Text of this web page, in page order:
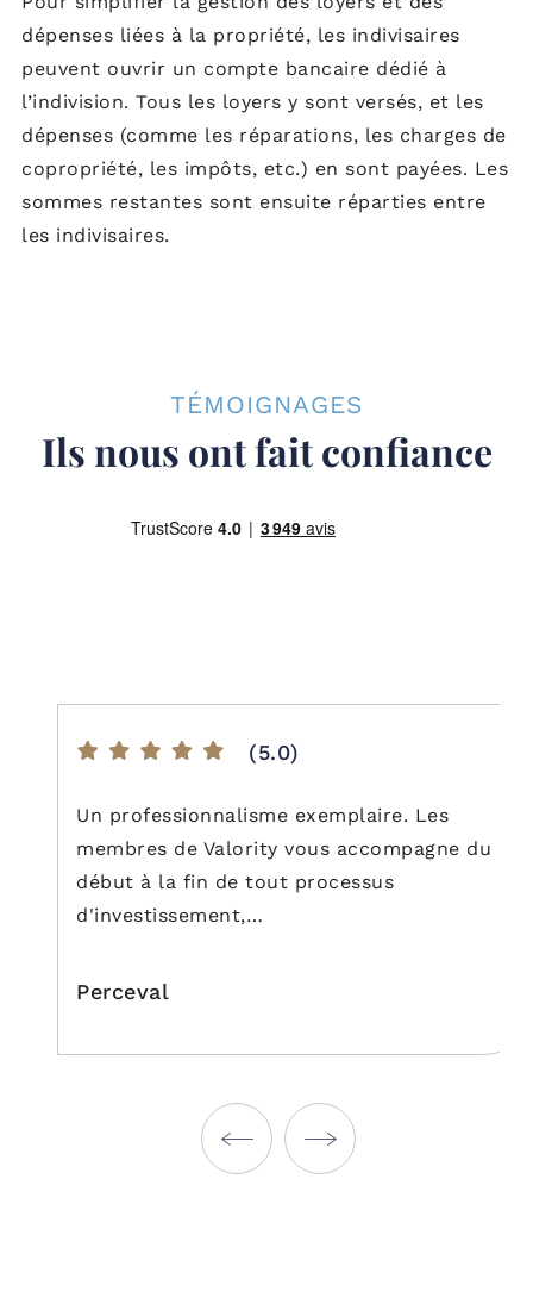
dépenses liées à la propriété, les indivisaires
peuvent ouvrir un compte bancaire dédié à
l’indivision. Tous les loyers y sont versés, et les
dépenses (comme les réparations, les charges de
copropriété, les impôts, etc.) en sont payées. Les
sommes restantes sont ensuite réparties entre
les indivisaires.
TÉMOIGNAGES
Ils nous ont fait confiance
(5.0)
Un professionnalisme exemplaire. Les
membres de Valority vous accompagne du
début à la fin de tout processus
d'investissement,…
Perceval